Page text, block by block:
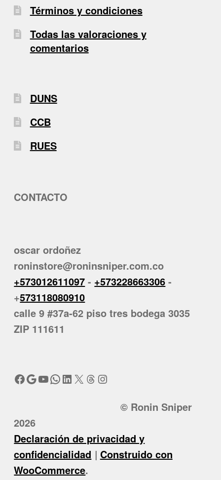
Términos y condiciones
Todas las valoraciones y
comentarios
DUNS
CCB
RUES
CONTACTO
oscar ordoñez
roninstore@roninsniper.com.co
+573012611097 - +573228663306 -
+573118080910
calle 9 #37a-62 piso tres bodega 3035
ZIP 111611
Facebook
Google
YouTube
WhatsApp
LinkedIn
X Threads
Instagram
© Ronin Sniper
2026
Declaración de privacidad y
confidencialidad
Construido con
WooCommerce.